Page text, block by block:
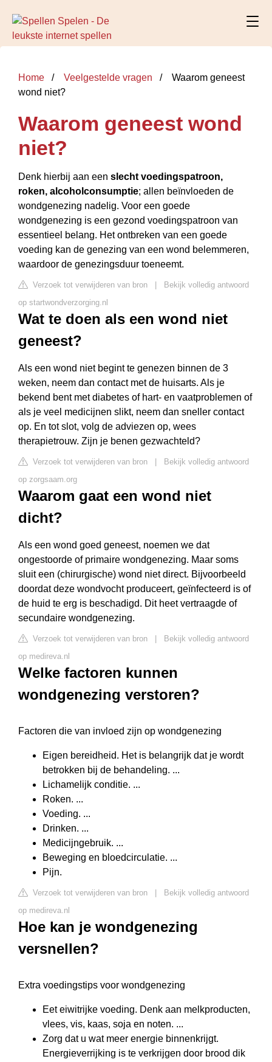
Home Veelgestelde vragen
Waarom geneest
wond niet?
Waarom geneest wond
niet?
Denk hierbij aan een slecht voedingspatroon,
roken, alcoholconsumptie; allen beïnvloeden de
wondgenezing nadelig. Voor een goede
wondgenezing is een gezond voedingspatroon van
essentieel belang. Het ontbreken van een goede
voeding kan de genezing van een wond belemmeren,
waardoor de genezingsduur toeneemt.
Verzoek tot verwijderen van bron
Bekijk volledig antwoord
op startwondverzorging.nl
Wat te doen als een wond niet
geneest?
Als een wond niet begint te genezen binnen de 3
weken, neem dan contact met de huisarts. Als je
bekend bent met diabetes of hart- en vaatproblemen of
als je veel medicijnen slikt, neem dan sneller contact
op. En tot slot, volg de adviezen op, wees
therapietrouw. Zijn je benen gezwachteld?
Verzoek tot verwijderen van bron
Bekijk volledig antwoord
op zorgsaam.org
Waarom gaat een wond niet
dicht?
Als een wond goed geneest, noemen we dat
ongestoorde of primaire wondgenezing. Maar soms
sluit een (chirurgische) wond niet direct. Bijvoorbeeld
doordat deze wondvocht produceert, geïnfecteerd is of
de huid te erg is beschadigd. Dit heet vertraagde of
secundaire wondgenezing.
Verzoek tot verwijderen van bron
Bekijk volledig antwoord
op medireva.nl
Welke factoren kunnen
wondgenezing verstoren?
Factoren die van invloed zijn op wondgenezing
Eigen bereidheid. Het is belangrijk dat je wordt
betrokken bij de behandeling. ...
Lichamelijk conditie. ...
Roken. ...
Voeding. ...
Drinken. ...
Medicijngebruik. ...
Beweging en bloedcirculatie. ...
Pijn.
Verzoek tot verwijderen van bron
Bekijk volledig antwoord
op medireva.nl
Hoe kan je wondgenezing
versnellen?
Extra voedingstips voor wondgenezing
Eet eiwitrijke voeding. Denk aan melkproducten,
vlees, vis, kaas, soja en noten. ...
Zorg dat u wat meer energie binnenkrijgt.
Energieverrijking is te verkrijgen door brood dik